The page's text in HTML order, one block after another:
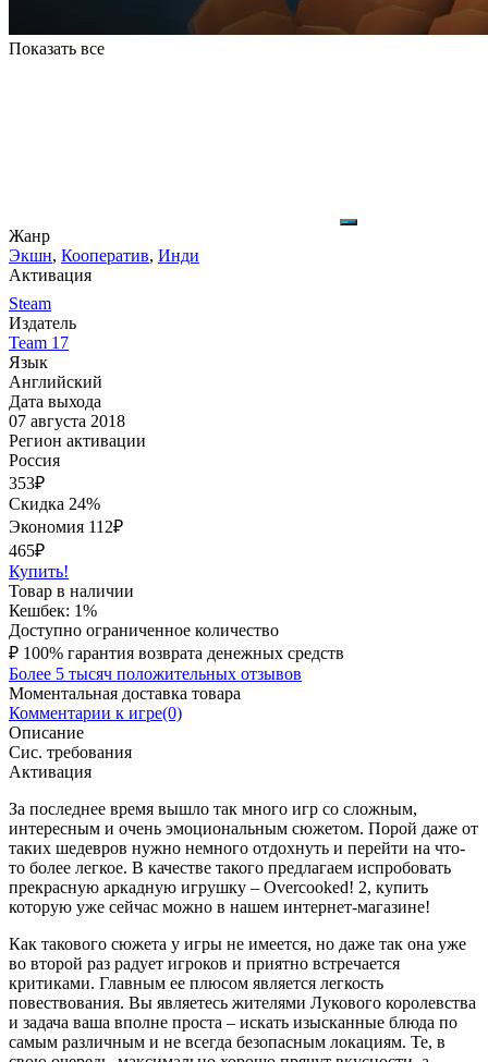
Показать все
Жанр
Экшн, Кооператив, Инди
Активация
Steam
Издатель
Team 17
Язык
Английский
Дата выхода
07 августа 2018
Регион активации
Россия
353₽
Скидка 24%
Экономия 112₽
465₽
Купить!
Товар в наличии
Кешбек: 1%
Доступно ограниченное количество
₽ 100% гарантия возврата денежных средств
Более 5 тысяч положительных отзывов
Моментальная доставка товара
Комментарии к игре(0)
Описание
Сис. требования
Активация
За последнее время вышло так много игр со сложным,
интересным и очень эмоциональным сюжетом. Порой даже от
таких шедевров нужно немного отдохнуть и перейти на что-
то более легкое. В качестве такого предлагаем испробовать
прекрасную аркадную игрушку – Overcooked! 2, купить
которую уже сейчас можно в нашем интернет-магазине!
Как такового сюжета у игры не имеется, но даже так она уже
во второй раз радует игроков и приятно встречается
критиками. Главным ее плюсом является легкость
повествования. Вы являетесь жителями Лукового королевства
и задача ваша вполне проста – искать изысканные блюда по
самым различным и не всегда безопасным локациям. Те, в